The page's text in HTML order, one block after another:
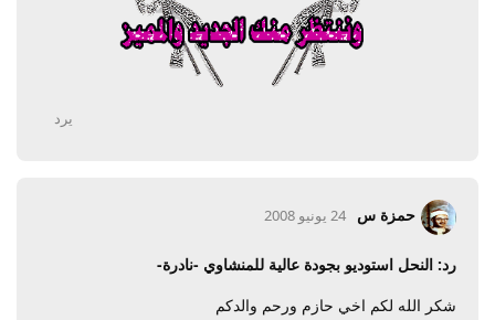
يرد
حمزة س 24 يونيو 2008
رد: النحل استوديو بجودة عالية للمنشاوي -نادرة-
شكر الله لكم اخي حازم ورحم والدكم